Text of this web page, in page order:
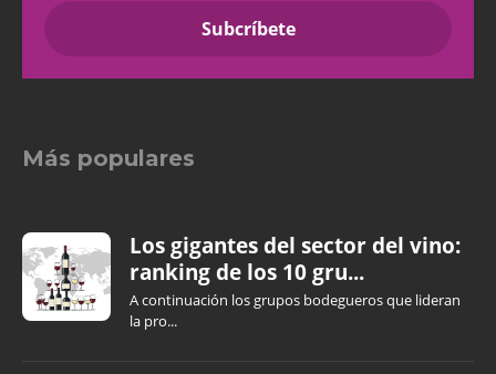
Más populares
Los gigantes del sector del vino:
ranking de los 10 gru...
A continuación los grupos bodegueros que lideran
la pro...